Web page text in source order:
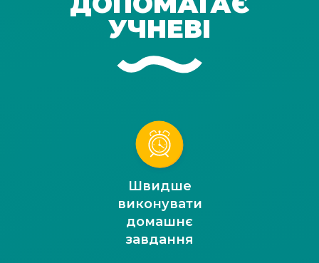
УЧНЕВІ
Швидше
виконувати
домашнє
завдання